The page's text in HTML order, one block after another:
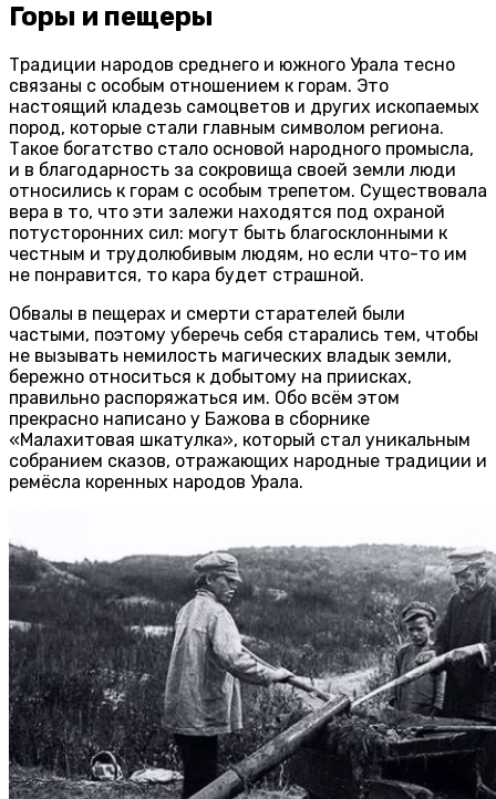
Горы и пещеры
Традиции народов среднего и южного Урала тесно
связаны с особым отношением к горам. Это
настоящий кладезь самоцветов и других ископаемых
пород, которые стали главным символом региона.
Такое богатство стало основой народного промысла,
и в благодарность за сокровища своей земли люди
относились к горам с особым трепетом. Существовала
вера в то, что эти залежи находятся под охраной
потусторонних сил: могут быть благосклонными к
честным и трудолюбивым людям, но если что-то им
не понравится, то кара будет страшной.
Обвалы в пещерах и смерти старателей были
частыми, поэтому уберечь себя старались тем, чтобы
не вызывать немилость магических владык земли,
бережно относиться к добытому на приисках,
правильно распоряжаться им. Обо всём этом
прекрасно написано у Бажова в сборнике
«Малахитовая шкатулка», который стал уникальным
собранием сказов, отражающих народные традиции и
ремёсла коренных народов Урала.